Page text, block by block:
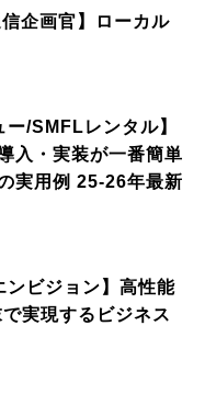
企画官】ローカル
ー/SMFLレンタル】
入・実装が一番簡単
実用例 25-26年最新
ンビジョン】高性能
実現するビジネス